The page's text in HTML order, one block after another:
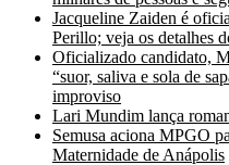
Jacqueline Zaiden é
Perillo; veja os detalhes
Oficializado candidato,
“suor, saliva e sola de
improviso
Lari Mundim lança
Semusa aciona MPGO
Maternidade de Anápolis